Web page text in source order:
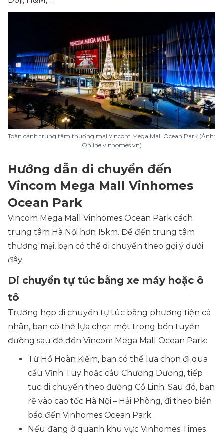
Toàn cảnh trung tâm thương mại Vincom Mega Mall Ocean Park (Ảnh:
Online.vinhomes.vn)
Hướng dẫn di chuyển đến
Vincom Mega Mall Vinhomes
Ocean Park
Vincom Mega Mall Vinhomes Ocean Park cách
trung tâm Hà Nội hơn 15km. Để đến trung tâm
thương mại, bạn có thể di chuyển theo gợi ý dưới
đây.
Di chuyển tự túc bằng xe máy hoặc ô
tô
Trường hợp di chuyển tự túc bằng phương tiện cá
nhân, bạn có thể lựa chọn một trong bốn tuyến
đường sau để đến Vincom Mega Mall Ocean Park:
Từ Hồ Hoàn Kiếm, bạn có thể lựa chọn đi qua
cầu Vĩnh Tuy hoặc cầu Chương Dương, tiếp
tục di chuyển theo đường Cổ Linh. Sau đó, bạn
rẽ vào cao tốc Hà Nội – Hải Phòng, đi theo biển
báo đến Vinhomes Ocean Park.
Nếu đang ở quanh khu vực Vinhomes Times